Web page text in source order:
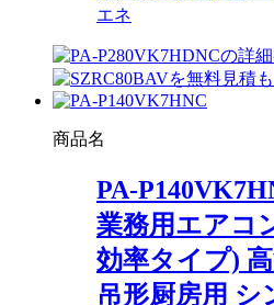
エネ
商品名
PA-
業務用エアコ
効率タイプ)
吊形厨房用 シ